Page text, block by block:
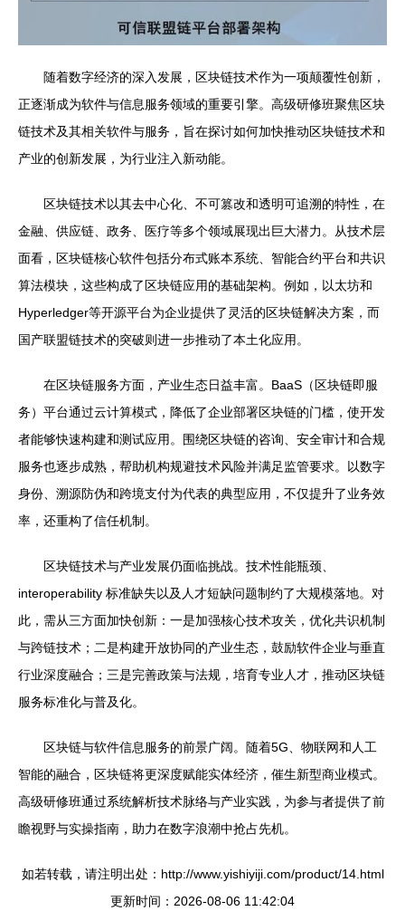
随着数字经济的深入发展，区块链技术作为一项颠覆性创新，
正逐渐成为软件与信息服务领域的重要引擎。高级研修班聚焦区块
链技术及其相关软件与服务，旨在探讨如何加快推动区块链技术和
产业的创新发展，为行业注入新动能。
区块链技术以其去中心化、不可篡改和透明可追溯的特性，在
金融、供应链、政务、医疗等多个领域展现出巨大潜力。从技术层
面看，区块链核心软件包括分布式账本系统、智能合约平台和共识
算法模块，这些构成了区块链应用的基础架构。例如，以太坊和
Hyperledger等开源平台为企业提供了灵活的区块链解决方案，而
国产联盟链技术的突破则进一步推动了本土化应用。
在区块链服务方面，产业生态日益丰富。BaaS（区块链即服
务）平台通过云计算模式，降低了企业部署区块链的门槛，使开发
者能够快速构建和测试应用。围绕区块链的咨询、安全审计和合规
服务也逐步成熟，帮助机构规避技术风险并满足监管要求。以数字
身份、溯源防伪和跨境支付为代表的典型应用，不仅提升了业务效
率，还重构了信任机制。
区块链技术与产业发展仍面临挑战。技术性能瓶颈、
interoperability 标准缺失以及人才短缺问题制约了大规模落地。对
此，需从三方面加快创新：一是加强核心技术攻关，优化共识机制
与跨链技术；二是构建开放协同的产业生态，鼓励软件企业与垂直
行业深度融合；三是完善政策与法规，培育专业人才，推动区块链
服务标准化与普及化。
区块链与软件信息服务的前景广阔。随着5G、物联网和人工
智能的融合，区块链将更深度赋能实体经济，催生新型商业模式。
高级研修班通过系统解析技术脉络与产业实践，为参与者提供了前
瞻视野与实操指南，助力在数字浪潮中抢占先机。
如若转载，请注明出处：http://www.yishiyiji.com/product/14.html
更新时间：2026-08-06 11:42:04